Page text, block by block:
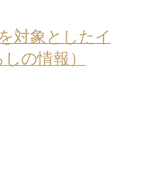
対象としたイ
の情報）